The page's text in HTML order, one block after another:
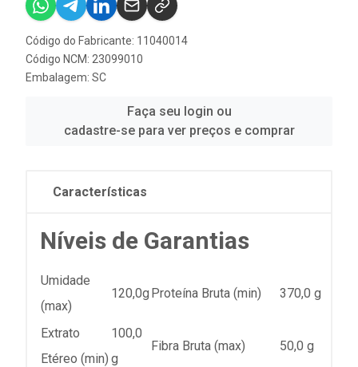
Código do Fabricante: 11040014
Código NCM: 23099010
Embalagem: SC
Faça seu login ou
cadastre-se para ver preços e comprar
Características
Níveis de Garantias
Umidade
(max)
120,0g Proteína Bruta (min) 370,0 g
Extrato
Etéreo (min)
100,0
g
Fibra Bruta (max) 50,0 g